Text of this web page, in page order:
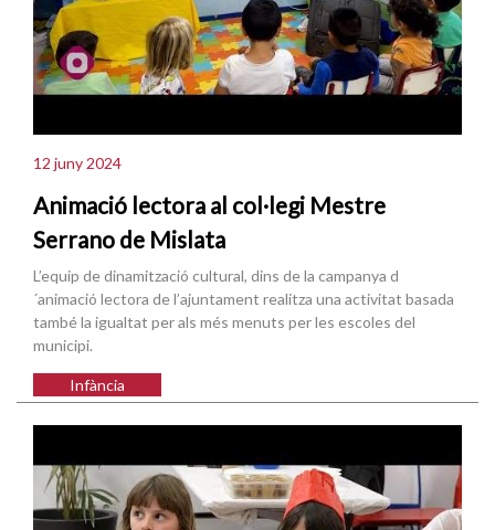
12 juny 2024
Animació lectora al col·legi Mestre
Serrano de Mislata
L’equip de dinamització cultural, dins de la campanya d
´animació lectora de l’ajuntament realitza una activitat basada
també la igualtat per als més menuts per les escoles del
municipi.
Infància